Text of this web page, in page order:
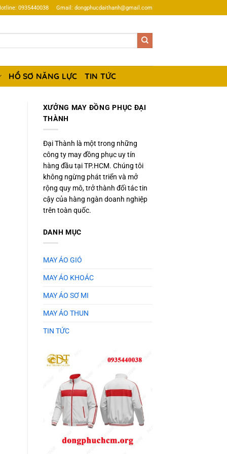
0935440038 Gmail: dongphucdaithanh@gmail.com
HỒ SƠ NĂNG LỰC TIN TỨC
XƯỞNG MAY ĐỒNG PHỤC ĐẠI
THÀNH
Đại Thành là một trong những
công ty may đồng phục uy tín
hàng đầu tại TP.HCM. Chúng tôi
không ngừng phát triển và mở
rộng quy mô, trở thành đối tác tin
cậy của hàng ngàn doanh nghiệp
trên toàn quốc.
DANH MỤC
MAY ÁO GIÓ
MAY ÁO KHOÁC
MAY ÁO SƠ MI
MAY ÁO THUN
TIN TỨC